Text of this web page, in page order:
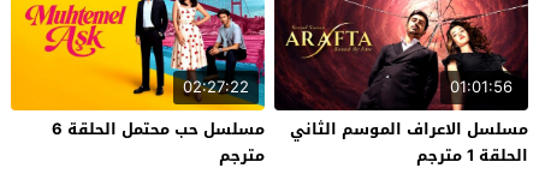
01:01:56
مسلسل الاعراف الموسم الثاني
الحلقة 1 مترجم
02:27:22
مسلسل حب محتمل الحلقة 6
مترجم